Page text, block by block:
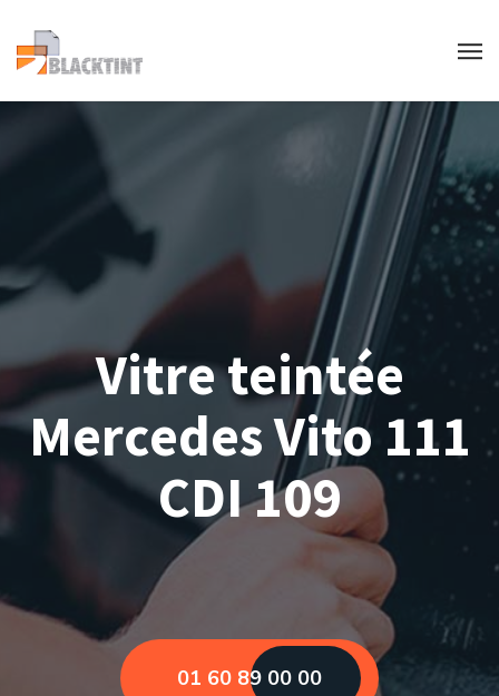
Vitre teintée
Mercedes Vito 111
CDI 109
01 60 89 00 00